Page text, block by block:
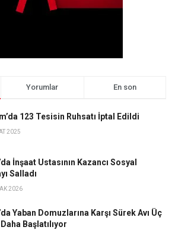
Yorumlar En son
123 Tesisin Ruhsatı İptal Edildi
2025
İnşaat Ustasının Kazancı Sosyal
Salladı
2026
Yaban Domuzlarına Karşı Sürek Avı Üç
Başlatılıyor